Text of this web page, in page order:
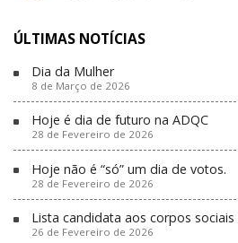
ÚLTIMAS NOTÍCIAS
Dia da Mulher
8 de Março de 2026
Hoje é dia de futuro na ADQC
28 de Fevereiro de 2026
Hoje não é “só” um dia de votos.
28 de Fevereiro de 2026
Lista candidata aos corpos sociais
26 de Fevereiro de 2026